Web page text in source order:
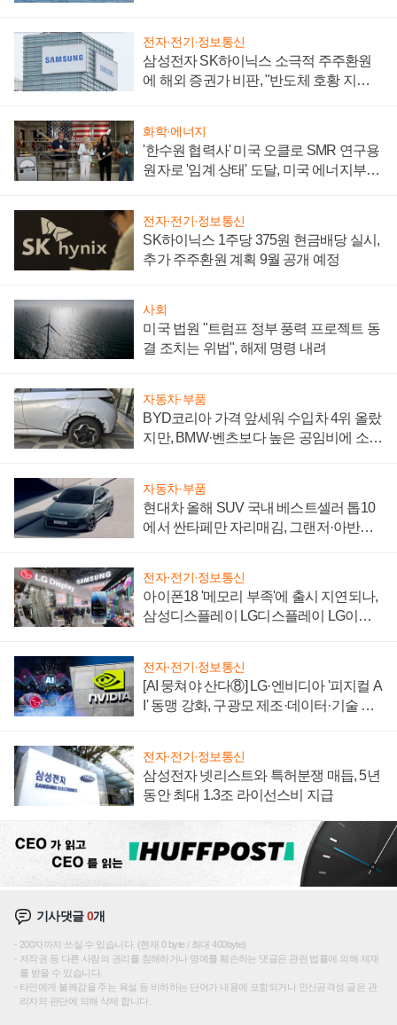
전자·전기·정보통신
삼성전자 SK하이닉스 소극적 주주환원
에 해외 증권가 비판, "반도체 호황 지속
화학·에너지
'한수원 협력사' 미국 오클로 SMR 연구용
원자로 '임계 상태' 도달, 미국 에너지부
전자·전기·정보통신
SK하이닉스 1주당 375원 현금배당 실시,
추가 주주환원 계획 9월 공개 예정
사회
미국 법원 "트럼프 정부 풍력 프로젝트 동
결 조치는 위법", 해제 명령 내려
자동차·부품
BYD코리아 가격 앞세워 수입차 4위 올랐
지만, BMW·벤츠보다 높은 공임비에 소비
자동차·부품
현대차 올해 SUV 국내 베스트셀러 톱10
에서 싼타페만 자리매김, 그랜저·아반떼
전자·전기·정보통신
아이폰18 '메모리 부족'에 출시 지연되나,
삼성디스플레이 LG디스플레이 LG이노
전자·전기·정보통신
[AI 뭉쳐야 산다⑧] LG·엔비디아 '피지컬 A
I' 동맹 강화, 구광모 제조·데이터·기술 결
전자·전기·정보통신
삼성전자 넷리스트와 특허분쟁 매듭, 5년
동안 최대 1.3조 라이선스비 지급
기사댓글0개
200자까지 쓰실 수 있습니다. (현재 0 byte / 최대 400byte)
저작권 등 다른 사람의 권리를 침해하거나 명예를 훼손하는 댓글은 관련 법률에 의해 제재
를 받을 수 있습니다.
타인에게 불쾌감을 주는 욕설 등 비하하는 단어가 내용에 포함되거나 인신공격성 글은 관
리자의 판단에 의해 삭제 합니다.